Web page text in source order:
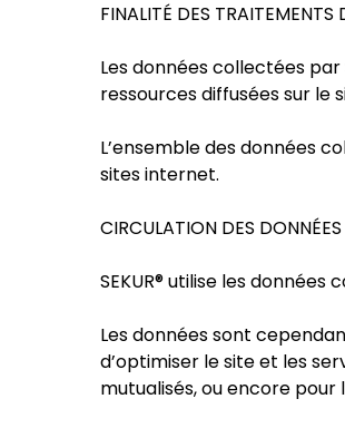
FINALITÉ DES TRAITEMENTS
Les données collectées par
ressources diffusées sur le
L’ensemble des données
sites internet.
CIRCULATION DES DONNÉES
SEKUR® utilise les
Les données sont
d’optimiser le site et les
mutualisés, ou encore pour